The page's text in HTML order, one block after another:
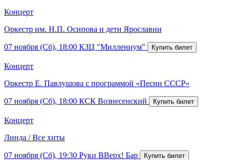
Концерт
Оркестр им. Н.П. Осипова и дети Ярославии
07 ноября (Сб), 18:00 КЗЦ "Миллениум"
Концерт
Оркестр Е. Павлушова с программой «Песни СССР»
07 ноября (Сб), 18:00 КСК Вознесенский
Концерт
Линда / Все хиты
07 ноября (Сб), 19:30 Руки ВВерх! Бар